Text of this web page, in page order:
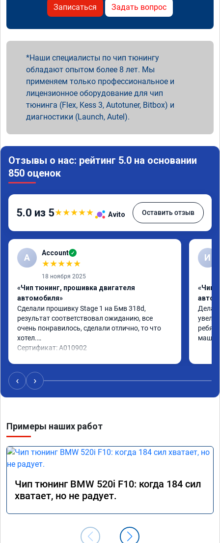
Записаться Задать вопрос
Наши специалисты по чип тюнингу
обладают опытом более 8 лет. Мы
применяем только профессиональное и
лицензионное оборудование для чип
тюнинга (Flex, Kess 3, Autotuner, Bitbox) и
диагностики (Launch, Autel).
Отзывы о нас: рейтинг 5.0 на основании
850 оценок
5.0 из 5★★★★★ Avito Оставить отзыв
A Account ✓
★★★★★
18 ноября 2025
«Чип тюнинг, прошивка двигателя
автомобиля»
Сделали прошивку Stage 1 на Бмв 318d,
результат соответствовал ожиданию, все
очень понравилось, сделали отлично, то что
хотел.
Сертификат: A010902
И
«Чип
‹ ›
Примеры наших работ
Чип тюнинг BMW 520i F10: когда 184 сил
хватает, но не радует.